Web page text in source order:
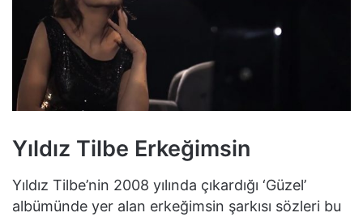
Yıldız Tilbe Erkeğimsin
Yıldız Tilbe’nin 2008 yılında çıkardığı ‘Güzel’
albümünde yer alan erkeğimsin şarkısı sözleri bu